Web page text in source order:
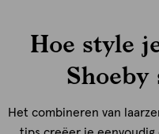
Hoe style
Het combineren van